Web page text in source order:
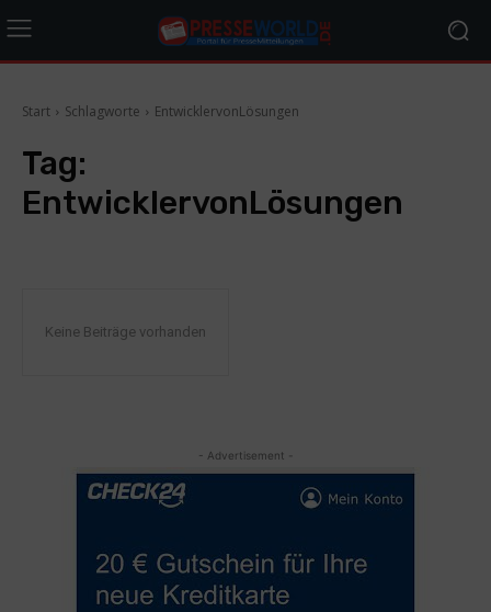
Start Schlagworte EntwicklervonLösungen
Tag:
EntwicklervonLösungen
Keine Beiträge vorhanden
- Advertisement -